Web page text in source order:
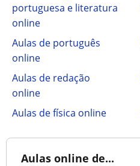
portuguesa e literatura
online
Aulas de português
online
Aulas de redação
online
Aulas de física online
Aulas online de...